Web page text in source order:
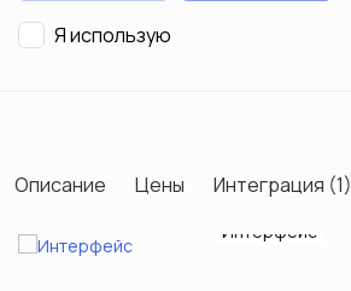
Я использую
Описание Цены Интеграция (1)
Интерфейс